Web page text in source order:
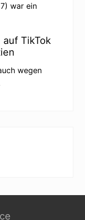
war ein
TikTok
wegen